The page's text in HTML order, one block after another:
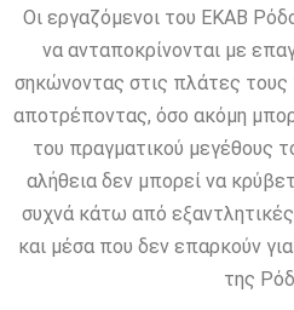
Οι εργαζόμενοι του ΕΚΑΒ
να ανταποκρίνονται με
σηκώνοντας στις πλάτες τους
αποτρέποντας, όσο ακόμη
του πραγματικού μεγέθους
αλήθεια δεν μπορεί να
συχνά κάτω από
και μέσα που δεν επαρκούν
της